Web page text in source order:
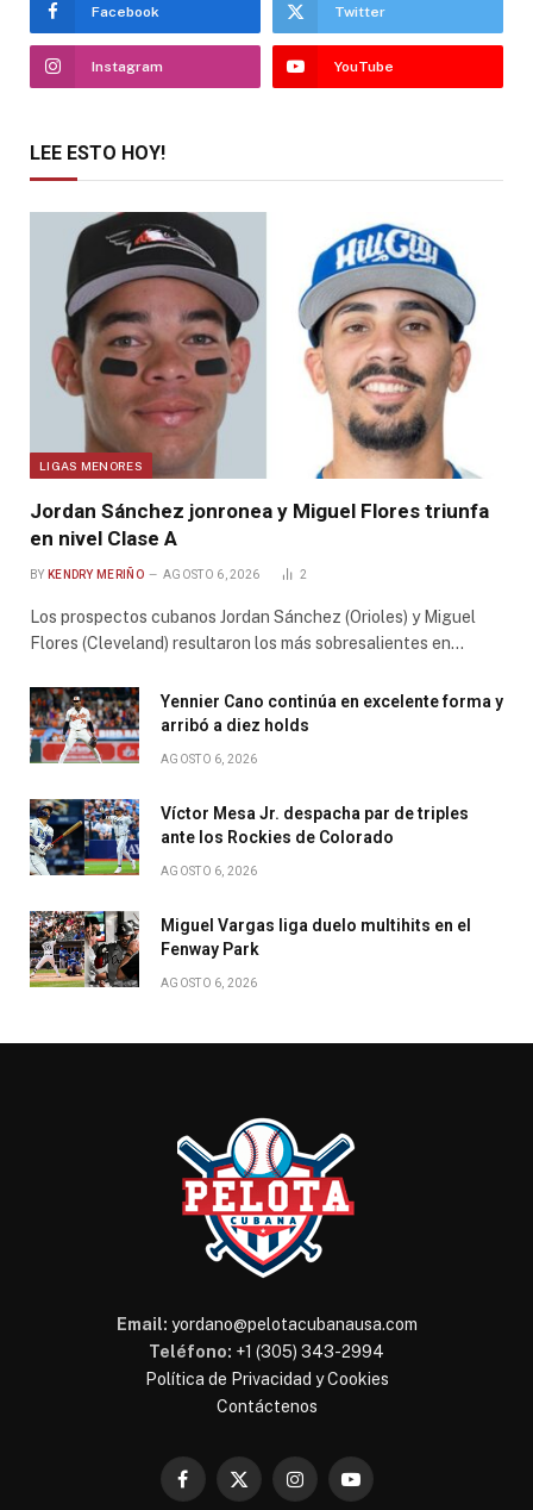
Facebook Twitter
Instagram YouTube
LEE ESTO HOY!
LIGAS MENORES
Jordan Sánchez jonronea y Miguel Flores triunfa
en nivel Clase A
BY KENDRY MERIÑO AGOSTO 6, 2026 2
Los prospectos cubanos Jordan Sánchez (Orioles) y Miguel
Flores (Cleveland) resultaron los más sobresalientes en…
Yennier Cano continúa en excelente forma y
arribó a diez holds
AGOSTO 6, 2026
Víctor Mesa Jr. despacha par de triples
ante los Rockies de Colorado
AGOSTO 6, 2026
Miguel Vargas liga duelo multihits en el
Fenway Park
AGOSTO 6, 2026
Email: yordano@pelotacubanausa.com
Teléfono: +1 (305) 343-2994
Política de Privacidad y Cookies
Contáctenos
Facebook
X
InstagramYouTube